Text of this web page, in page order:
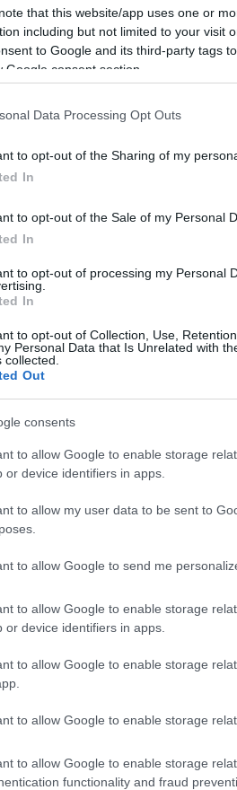
that this website/app uses one or
including but not limited to your visit
to Google and its third-party tags
Google consent section.
Data Processing Opt Outs
to opt-out of the Sharing of my
In
to opt-out of the Sale of my Personal
In
to opt-out of processing my Personal
In
to opt-out of Collection, Use,
Personal Data that Is Unrelated with
collected.
Out
consents
to allow Google to enable storage
or device identifiers in apps.
to allow my user data to be sent to
to allow Google to send me
to allow Google to enable storage
or device identifiers in apps.
to allow Google to enable storage
to allow Google to enable storage
to allow Google to enable storage
functionality and fraud
Vilmos is szeret, de
sportot.
az idei nyáron már a
, emelve a rendezvény rangját.
talpig kékben érkezett a
de ezen már meg sem
is, de azért nem túlzás